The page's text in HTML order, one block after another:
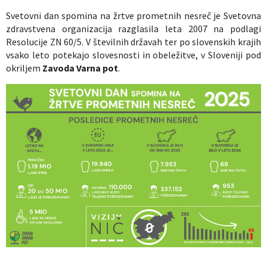
Svetovni dan spomina na žrtve prometnih nesreč je Svetovna
zdravstvena organizacija razglasila leta 2007 na podlagi
Resolucije ZN 60/5. V številnih državah ter po slovenskih krajih
vsako leto potekajo slovesnosti in obeležitve, v Sloveniji pod
okriljem Zavoda Varna pot.